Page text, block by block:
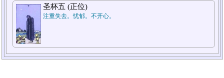
圣杯五 (正位)
注重失去。忧郁。不开心。